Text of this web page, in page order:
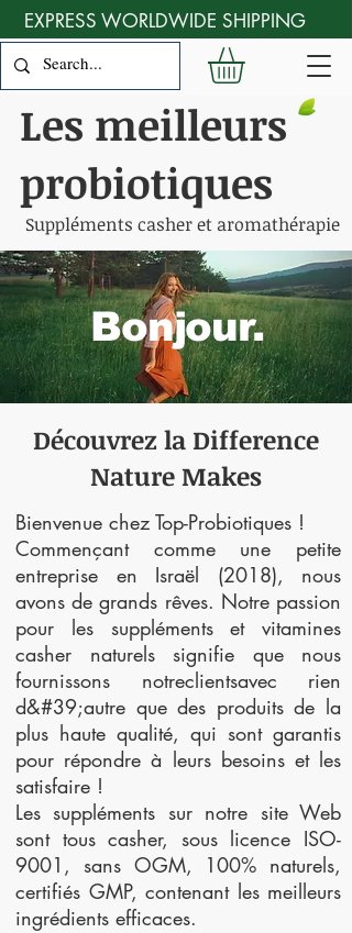
Les meilleurs
probiotiques
Suppléments casher et aromathérapie
EXPRESS WORLDWIDE SHIPPING
Bonjour.
Découvrez la Difference
Nature Makes
Bienvenue chez Top-Probiotiques !
Commençant comme une petite
entreprise en Israël (2018), nous
avons de grands rêves. Notre passion
pour les suppléments et vitamines
casher naturels signifie que nous
fournissons notreclientsavec rien
d&#39;autre que des produits de la
plus haute qualité, qui sont garantis
pour répondre à leurs besoins et les
satisfaire !
Les suppléments sur notre site Web
sont tous casher, sous licence ISO-
9001, sans OGM, 100% naturels,
certifiés GMP, contenant les meilleurs
ingrédients efficaces.